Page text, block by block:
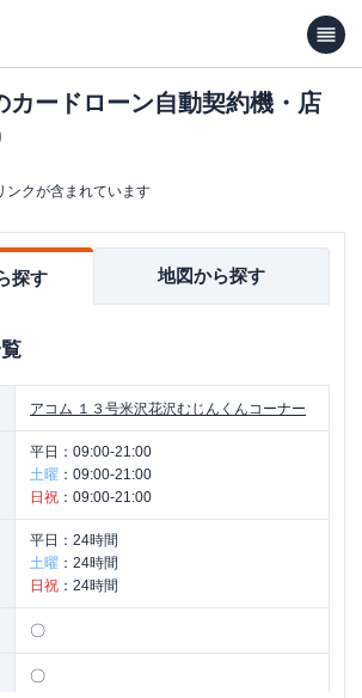
カードローン自動契約機・店
ンクが含まれています
探す 地図から探す
アコム １３号米沢花沢むじんくんコーナー
平日： 09:00-21:00
土曜 ： 09:00-21:00
日祝 ： 09:00-21:00
平日： 24時間
土曜 ： 24時間
日祝 ： 24時間
〇
〇